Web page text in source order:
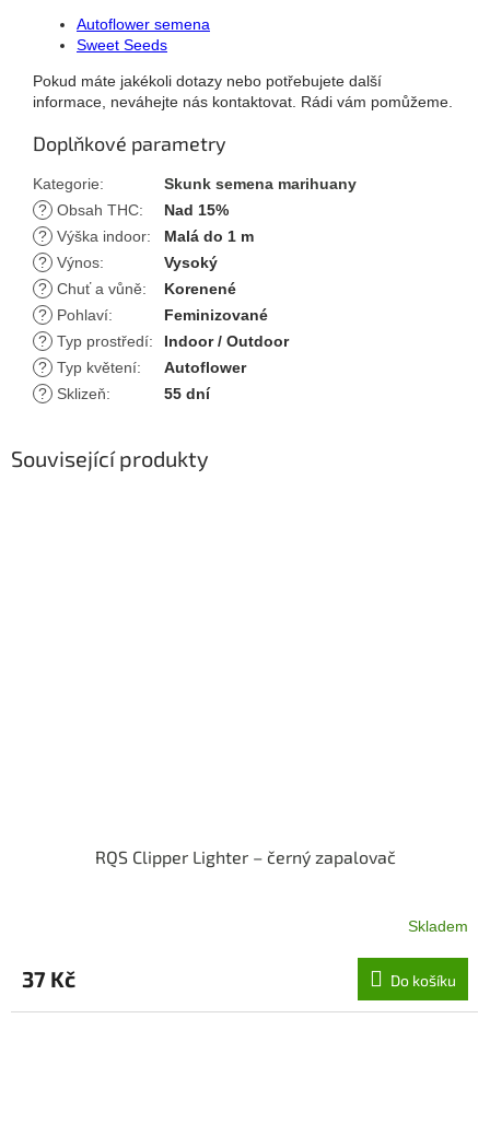
Autoflower semena
Sweet Seeds
Pokud máte jakékoli dotazy nebo potřebujete další
informace, neváhejte nás kontaktovat. Rádi vám pomůžeme.
Doplňkové parametry
Kategorie:
Skunk semena marihuany
? Obsah THC:
Nad 15%
? Výška indoor:
Malá do 1 m
? Výnos:
Vysoký
? Chuť a vůně:
Korenené
?
Pohlaví:
Feminizované
? Typ prostředí:
Indoor / Outdoor
? Typ květení:
Autoflower
?
Sklizeň: 55 dní
Související produkty
RQS Clipper Lighter – černý zapalovač
Skladem
37 Kč Do košíku